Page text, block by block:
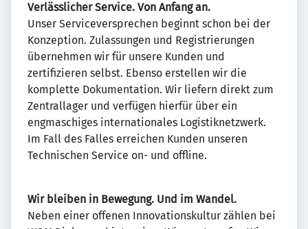
Verlässlicher Service. Von Anfang an.
Unser Serviceversprechen beginnt schon bei der
Konzeption. Zulassungen und Registrierungen
übernehmen wir für unsere Kunden und
zertifizieren selbst. Ebenso erstellen wir die
komplette Dokumentation. Wir liefern direkt zum
Zentrallager und verfügen hierfür über ein
engmaschiges internationales Logistiknetzwerk.
Im Fall des Falles erreichen Kunden unseren
Technischen Service on- und offline.
Wir bleiben in Bewegung. Und im Wandel.
Neben einer offenen Innovationskultur zählen bei